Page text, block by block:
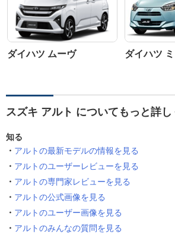
ダイハツ ムーヴ ダイハツ
スズキ アルト についてもっと詳し
知る
アルトの最新モデルの情報を見る
アルトのユーザーレビューを見る
アルトの専門家レビューを見る
アルトの公式画像を見る
アルトのユーザー画像を見る
アルトのみんなの質問を見る